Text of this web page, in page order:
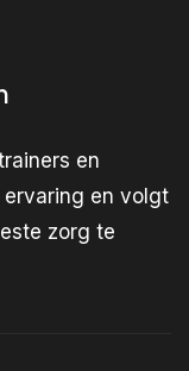
en
en volgt
zorg te